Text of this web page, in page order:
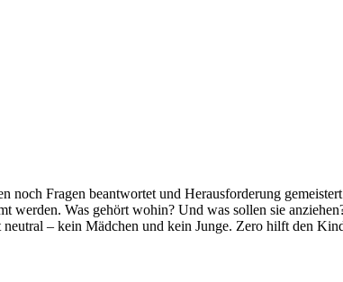
noch Fragen beantwortet und Herausforderung
werden. Was gehört wohin? Und was sollen sie
– kein Mädchen und kein Junge. Zero hilft den